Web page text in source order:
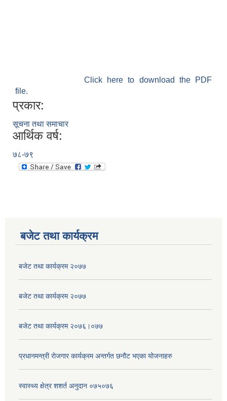
Click here to download the PDF
file.
प्रकार:
सूचना तथा समाचार
आर्थिक वर्ष:
७८-७९
बजेट तथा कार्यक्रम
बजेट तथा कार्यक्रम २०७७
बजेट तथा कार्यक्रम २०७७
बजेट तथा कार्यक्रम २०७६।०७७
प्रधानमन्त्री राेजगार कार्यक्रम अन्तर्गत छनाैट भएका योजनाहरु
स्वास्थ्य क्षेत्र शशर्त अनुदान ०७५०७६